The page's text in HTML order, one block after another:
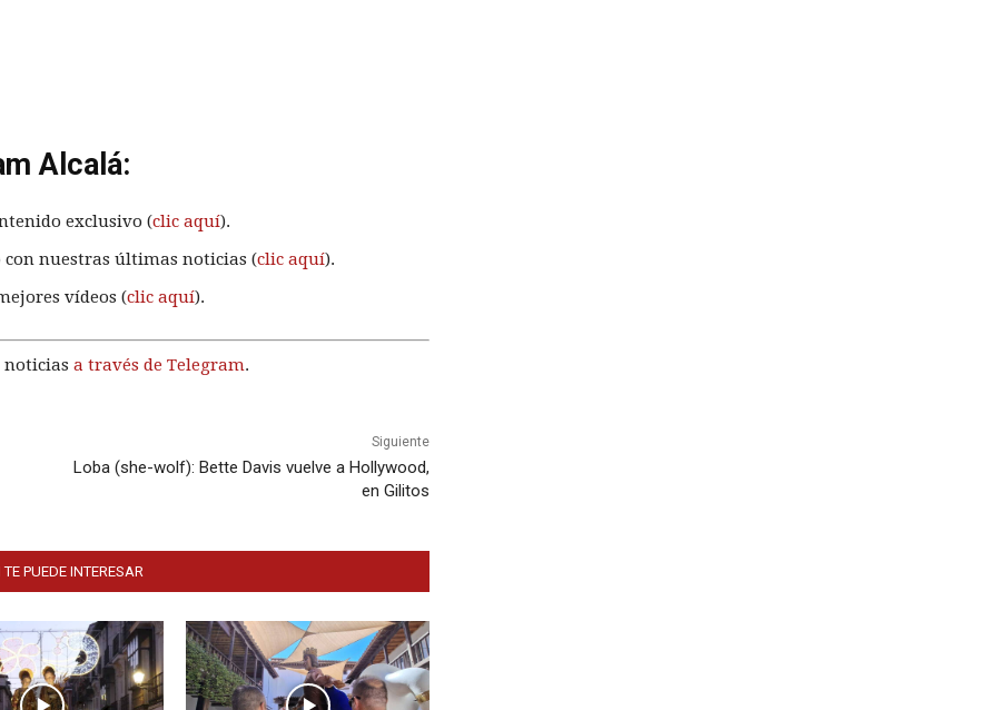
Alcalá:
exclusivo (clic aquí).
con nuestras últimas noticias (clic aquí).
vídeos (clic aquí).
noticias a través de Telegram.
Siguiente
Loba (she-wolf): Bette Davis vuelve a Hollywood,
en Gilitos
PUEDE INTERESAR